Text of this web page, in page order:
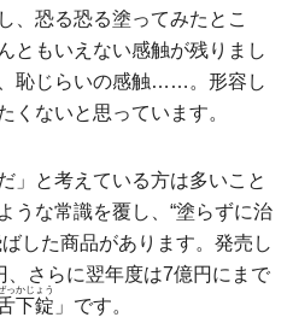
、恐る恐る塗ってみたとこ
ともいえない感触が残りまし
恥じらいの感触……。形容し
くないと思っています。
」と考えている方は多いこと
うな常識を覆し、“塗らずに治
した商品があります。発売し
、さらに翌年度は7億円にまで
下錠
っかじょう
」です。